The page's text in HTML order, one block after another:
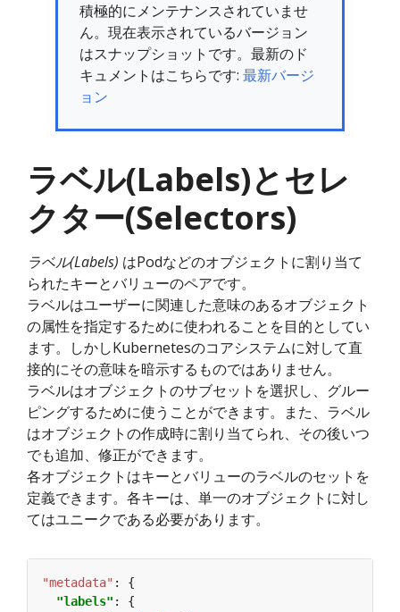
積極的にメンテナンスされていませ
ん。現在表示されているバージョン
はスナップショットです。最新のド
キュメントはこちらです: 最新バージ
ョン
ラベル(Labels)とセレ
クター(Selectors)
ラベル(Labels) はPodなどのオブジェクトに割り当て
られたキーとバリューのペアです。
ラベルはユーザーに関連した意味のあるオブジェクト
の属性を指定するために使われることを目的としてい
ます。しかしKubernetesのコアシステムに対して直
接的にその意味を暗示するものではありません。
ラベルはオブジェクトのサブセットを選択し、グルー
ピングするために使うことができます。また、ラベル
はオブジェクトの作成時に割り当てられ、その後いつ
でも追加、修正ができます。
各オブジェクトはキーとバリューのラベルのセットを
定義できます。各キーは、単一のオブジェクトに対し
てはユニークである必要があります。
"metadata" :
"labels"